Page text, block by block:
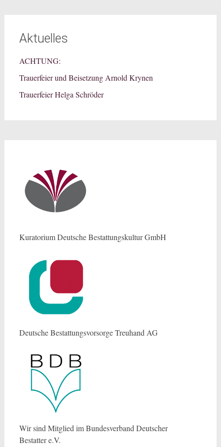
Aktuelles
ACHTUNG:
Trauerfeier und Beisetzung Arnold Krynen
Trauerfeier Helga Schröder
Kuratorium Deutsche Bestattungskultur GmbH
Deutsche Bestattungsvorsorge Treuhand AG
Wir sind Mitglied im Bundesverband Deutscher
Bestatter e.V.